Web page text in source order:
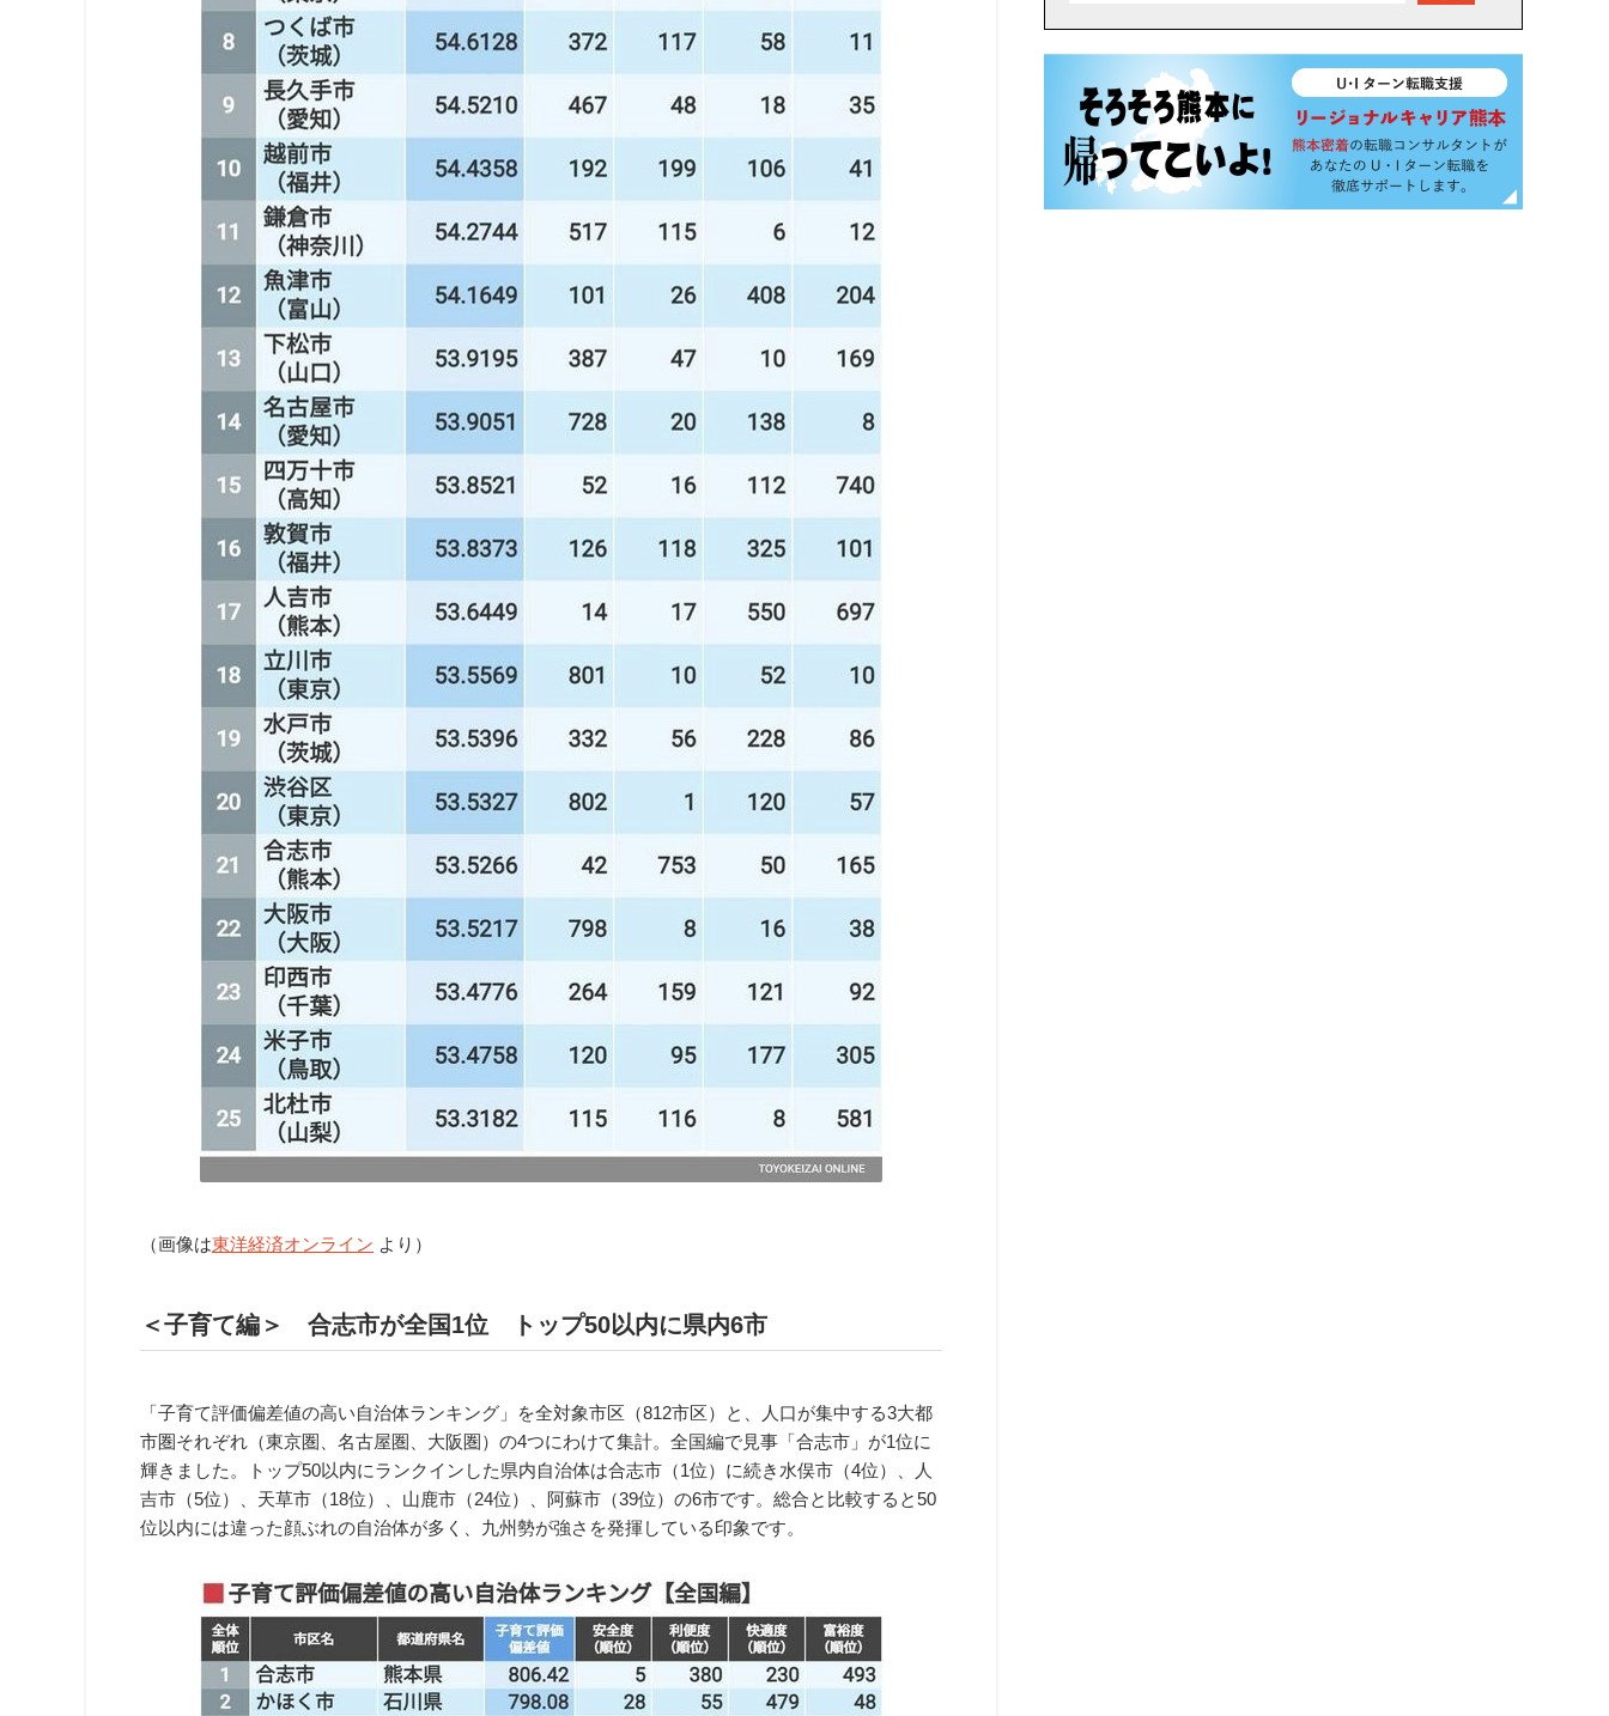
（画像は東洋経済オンライン より）
＜子育て編＞ 合志市が全国1位 トップ50以内に県内6市
「子育て評価偏差値の高い自治体ランキング」を全対象市区（812市区）と、人口が集中する3大都
市圏それぞれ（東京圏、名古屋圏、大阪圏）の4つにわけて集計。全国編で見事「合志市」が1位に
輝きました。トップ50以内にランクインした県内自治体は合志市（1位）に続き水俣市（4位）、人
吉市（5位）、天草市（18位）、山鹿市（24位）、阿蘇市（39位）の6市です。総合と比較すると50
位以内には違った顔ぶれの自治体が多く、九州勢が強さを発揮している印象です。